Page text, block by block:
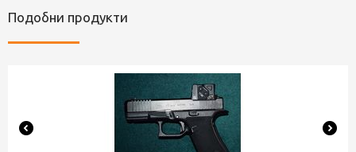
Подобни продукти